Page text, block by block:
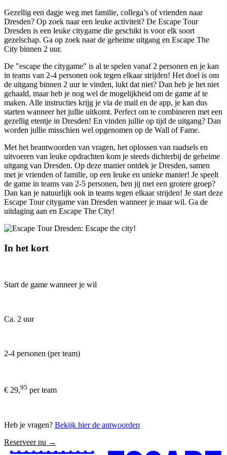
Gezellig een dagje weg met familie, collega’s of vrienden naar
Dresden? Op zoek naar een leuke activiteit? De Escape Tour
Dresden is een leuke citygame die geschikt is voor elk soort
gezelschap. Ga op zoek naar de geheime uitgang en Escape The
City binnen 2 uur.
De "escape the citygame" is al te spelen vanaf 2 personen en je kan
in teams van 2-4 personen ook tegen elkaar strijden! Het doel is om
de uitgang binnen 2 uur te vinden, lukt dat niet? Dan heb je het niet
gehaald, maar heb je nog wel de mogelijkheid om de game af te
maken. Alle instructies krijg je via de mail en de app, je kan dus
starten wanneer het jullie uitkomt. Perfect om te combineren met een
gezellig etentje in Dresden! En vinden jullie op tijd de uitgang? Dan
worden jullie misschien wel opgenomen op de Wall of Fame.
Met het beantwoorden van vragen, het oplossen van raadsels en
uitvoeren van leuke opdrachten kom je steeds dichterbij de geheime
uitgang van Dresden. Op deze manier ontdek je Dresden, samen
met je vrienden of familie, op een leuke en unieke manier! Je speelt
de game in teams van 2-5 personen, ben jij met een grotere groep?
Dan kan je natuurlijk ook in teams tegen elkaar strijden! Je start deze
Escape Tour citygame van Dresden wanneer je maar wil. Ga de
uitdaging aan en Escape The City!
In het kort
Start de game wanneer je wil
Ca. 2 uur
2-4 personen (per team)
€ 29,95 per team
Heb je vragen? Bekijk hier de antwoorden
Reserveer nu →